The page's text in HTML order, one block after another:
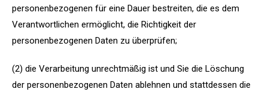
personenbezogenen für eine Dauer bestreiten, die es dem
Verantwortlichen ermöglicht, die Richtigkeit der
personenbezogenen Daten zu überprüfen;
(2) die Verarbeitung unrechtmäßig ist und Sie die Löschung
der personenbezogenen Daten ablehnen und stattdessen die